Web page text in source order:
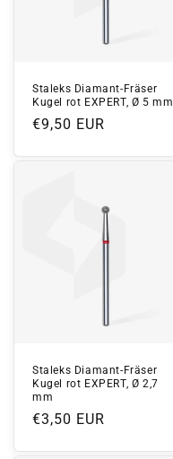
Staleks Diamant-Fräser
Kugel rot EXPERT, Ø 5 mm
Normaler
€9,50 EUR
Staleks Diamant-Fräser
Kugel rot EXPERT, Ø 2,7
mm
Normaler
€3,50 EUR